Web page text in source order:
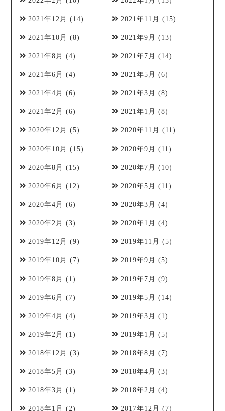
2021年12月 (14) 2021年11月 (15)
2021年10月 (8) 2021年9月 (13)
2021年8月 (4) 2021年7月 (14)
2021年6月 (4) 2021年5月 (6)
2021年4月 (6) 2021年3月 (8)
2021年2月 (6) 2021年1月 (8)
2020年12月 (5) 2020年11月 (11)
2020年10月 (15) 2020年9月 (11)
2020年8月 (15) 2020年7月 (10)
2020年6月 (12) 2020年5月 (11)
2020年4月 (6) 2020年3月 (4)
2020年2月 (3) 2020年1月 (4)
2019年12月 (9) 2019年11月 (5)
2019年10月 (7) 2019年9月 (5)
2019年8月 (1) 2019年7月 (9)
2019年6月 (7) 2019年5月 (14)
2019年4月 (4) 2019年3月 (1)
2019年2月 (1) 2019年1月 (5)
2018年12月 (3) 2018年8月 (7)
2018年5月 (3) 2018年4月 (3)
2018年3月 (1) 2018年2月 (4)
2018年1月 (2) 2017年12月 (7)